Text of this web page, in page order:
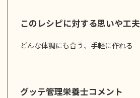
このレシピに対する思いや工夫
どんな体調にも合う、手軽に作れる
グッテ管理栄養士コメント